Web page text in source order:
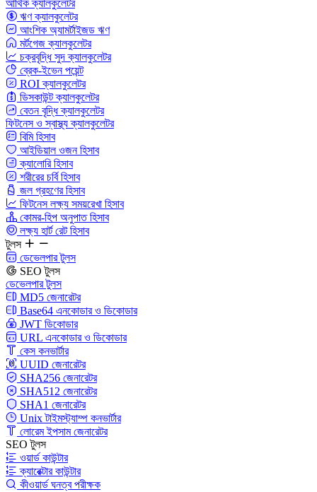
আর্থিক ক্যালকুলেটর
ঋণ ক্যালকুলেটর
আংশিক অ্যামর্টাইজড ঋণ
মর্টগেজ ক্যালকুলেটর
চক্রবৃদ্ধি সুদ ক্যালকুলেটর
ব্রেক-ইভেন পয়েন্ট
ROI ক্যালকুলেটর
ডিসকাউন্ট ক্যালকুলেটর
বেতন বৃদ্ধি ক্যালকুলেটর
ফিটনেস ও স্বাস্থ্য ক্যালকুলেটর
বিমি হিসাব
আইডিয়াল ওজন হিসাব
ক্যালোরি হিসাব
শরীরের চর্বি হিসাব
জল গ্রহণের হিসাব
ফিটনেস লক্ষ্য সময়রেখা হিসাব
কোমর-হিপ অনুপাত হিসাব
লক্ষ্য হার্ট রেট হিসাব
টুলস
ডেভেলপার টুলস
SEO টুলস
ডেভেলপার টুলস
MD5 জেনারেটর
Base64 এনকোডার ও ডিকোডার
JWT ডিকোডার
URL এনকোডার ও ডিকোডার
কেস কনভার্টার
UUID জেনারেটর
SHA256 জেনারেটর
SHA512 জেনারেটর
SHA1 জেনারেটর
Unix টাইমস্ট্যাম্প কনভার্টার
লোরেম ইপসাম জেনারেটর
SEO টুলস
ওয়ার্ড কাউন্টার
ক্যারেক্টার কাউন্টার
কীওয়ার্ড ঘনত্ব পরীক্ষক